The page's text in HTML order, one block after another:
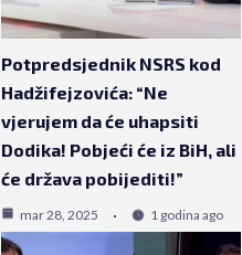
Potpredsjednik NSRS kod
Hadžifejzovića: “Ne
vjerujem da će uhapsiti
Dodika! Pobjeći će iz BiH, ali
će država pobijediti!”
mar 28, 2025 1 godina ago